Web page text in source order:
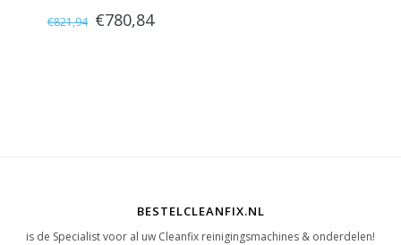
Tapijtreinigingsmachine
€821,94 €780,84
BESTELCLEANFIX.NL
is de Specialist voor al uw Cleanfix reinigingsmachines & onderdelen!